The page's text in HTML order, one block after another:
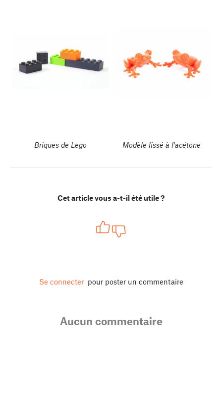
Briques de Lego Modèle lissé à l'acétone
Cet article vous a-t-il été utile ?
Se connecter pour poster un commentaire
Aucun commentaire